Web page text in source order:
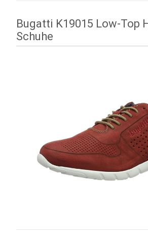
Bugatti K19015 Low-Top
Schuhe